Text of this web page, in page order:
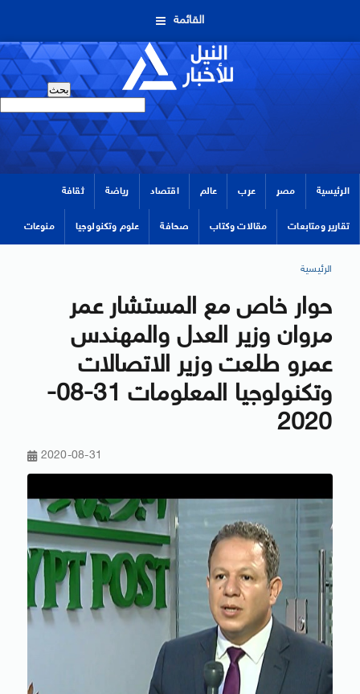
القائمة
الرئيسية مصر عرب عالم اقتصاد رياضة ثقافة
تقارير ومتابعات مقالات وكتاب صحافة علوم وتكنولوجيا منوعات
الرئيسية
حوار خاص مع المستشار عمر
مروان وزير العدل والمهندس
عمرو طلعت وزير الاتصالات
وتكنولوجيا المعلومات 31-08-
2020
2020-08-31